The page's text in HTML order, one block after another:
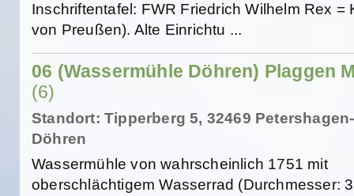
Inschriftentafel: FWR Friedrich Wilhelm Rex =
von Preußen). Alte Einrichtu ...
06 (Wassermühle Döhren) Plaggen
(6)
Standort: Tipperberg 5, 32469 Petershagen-
Döhren
Wassermühle von wahrscheinlich 1751 mit
oberschlächtigem Wasserrad (Durchmesser: